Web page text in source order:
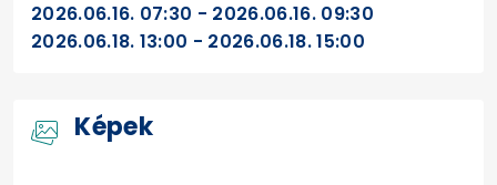
2026.06.16. 07:30 - 2026.06.16. 09:30
2026.06.18. 13:00 - 2026.06.18. 15:00
Képek